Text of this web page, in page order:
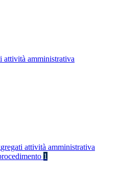
attività amministrativa
attività amministrativa
1